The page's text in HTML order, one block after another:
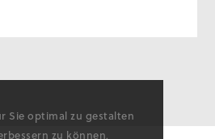
Sie optimal zu gestalten
zu können,